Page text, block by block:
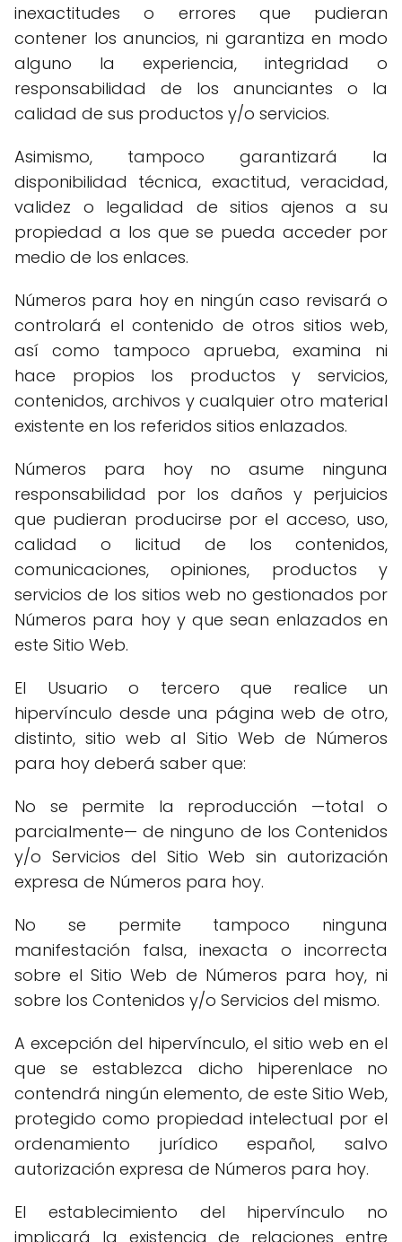
inexactitudes o errores que pudieran
contener los anuncios, ni garantiza en modo
alguno la experiencia, integridad o
responsabilidad de los anunciantes o la
calidad de sus productos y/o servicios.
Asimismo, tampoco garantizará la
disponibilidad técnica, exactitud, veracidad,
validez o legalidad de sitios ajenos a su
propiedad a los que se pueda acceder por
medio de los enlaces.
Números para hoy en ningún caso revisará o
controlará el contenido de otros sitios web,
así como tampoco aprueba, examina ni
hace propios los productos y servicios,
contenidos, archivos y cualquier otro material
existente en los referidos sitios enlazados.
Números para hoy no asume ninguna
responsabilidad por los daños y perjuicios
que pudieran producirse por el acceso, uso,
calidad o licitud de los contenidos,
comunicaciones, opiniones, productos y
servicios de los sitios web no gestionados por
Números para hoy y que sean enlazados en
este Sitio Web.
El Usuario o tercero que realice un
hipervínculo desde una página web de otro,
distinto, sitio web al Sitio Web de Números
para hoy deberá saber que:
No se permite la reproducción —total o
parcialmente— de ninguno de los Contenidos
y/o Servicios del Sitio Web sin autorización
expresa de Números para hoy.
No se permite tampoco ninguna
manifestación falsa, inexacta o incorrecta
sobre el Sitio Web de Números para hoy, ni
sobre los Contenidos y/o Servicios del mismo.
A excepción del hipervínculo, el sitio web en el
que se establezca dicho hiperenlace no
contendrá ningún elemento, de este Sitio Web,
protegido como propiedad intelectual por el
ordenamiento jurídico español, salvo
autorización expresa de Números para hoy.
El establecimiento del hipervínculo no
implicará la existencia de relaciones entre